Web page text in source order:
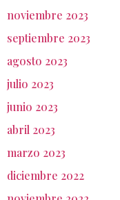
noviembre 2023
septiembre 2023
agosto 2023
julio 2023
junio 2023
abril 2023
marzo 2023
diciembre 2022